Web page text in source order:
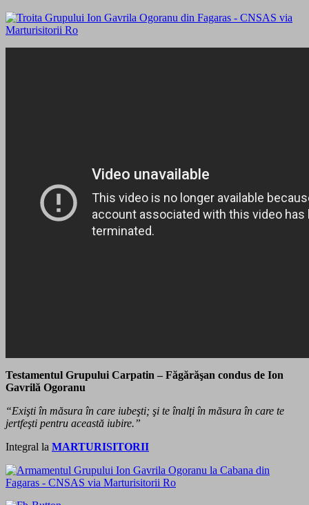
Testamentul Grupului Carpatin – Făgărăşan condus de Ion
Gavrilă Ogoranu
“Exişti în măsura în care iubeşti; şi te înalţi în măsura în care te
jertfeşti pentru această iubire.”
Integral la MARTURISITORII